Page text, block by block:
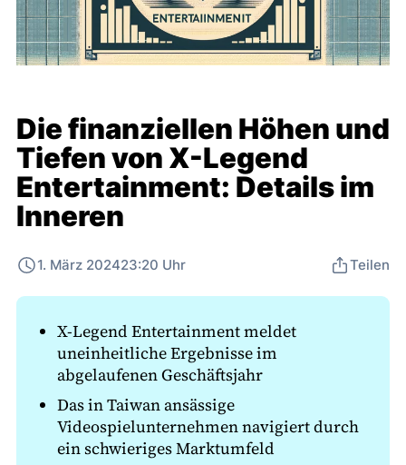
Die finanziellen Höhen und
Tiefen von X-Legend
Entertainment: Details im
Inneren
1. März 202423:20 Uhr Teilen
X-Legend Entertainment meldet
uneinheitliche Ergebnisse im
abgelaufenen Geschäftsjahr
Das in Taiwan ansässige
Videospielunternehmen navigiert durch
ein schwieriges Marktumfeld